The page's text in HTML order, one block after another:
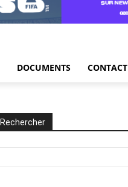
DOCUMENTS CONTACT
Rechercher